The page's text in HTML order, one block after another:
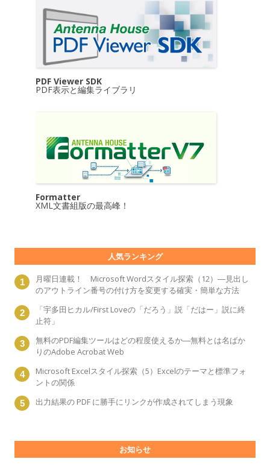
PDF Viewer SDK
PDF表示と編集ライブラリ
Formatter
XML文書組版の最高峰！
人気ランキング
月曜日連載！ Microsoft Wordスタイル探索（12）―見出し
のアウトライン番号の付け方を変更する確実・簡単な方法
「宇多田ヒカル/First Loveの「だろう」説「だはー」説に終
止符」
無料のPDF編集ツールはどの程度使えるか―無料とは名ばか
りのAdobe Acrobat Web
Microsoft Excelスタイル探索（5）Excelのテーマと標準フォ
ントの関係
出力結果の PDF に勝手にリンクが作成されてしまう現象
お知らせ